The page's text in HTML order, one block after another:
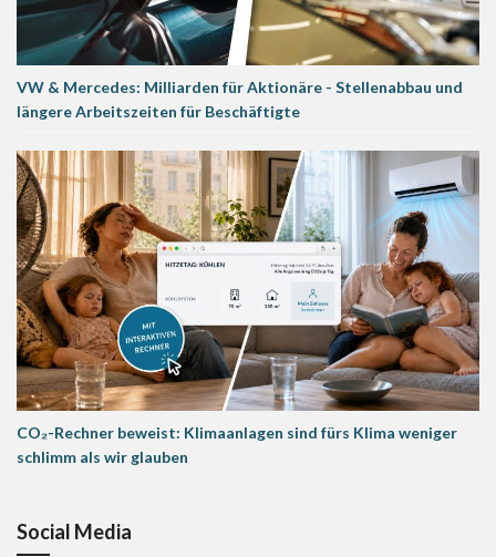
VW & Mercedes: Milliarden für Aktionäre - Stellenabbau und
längere Arbeitszeiten für Beschäftigte
CO₂-Rechner beweist: Klimaanlagen sind fürs Klima weniger
schlimm als wir glauben
Social Media